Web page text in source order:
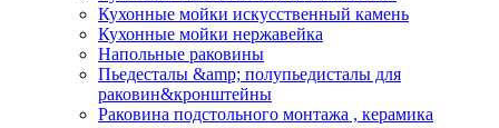
Кухонные мойки искусственный камень
Кухонные мойки нержавейка
Напольные раковины
Пьедесталы &amp; полупьедисталы для
раковин&кронштейны
Раковина подстольного монтажа , керамика